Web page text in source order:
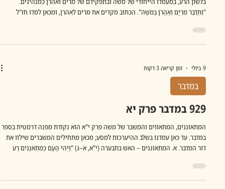
"וַתְּדַבֵּר מִרְיָם וְאַהֲרֹן בְּמֹשֶׁה". הכתוב מקדים את מרים לאהרן, ומכאן למדו חז"ל
שהתנבאו אלדד ומידד. מדרש האגדה מתאר שציפורה אמרה: "אוי לנשותיהם של
אלו, אם יהיו נביאים יפרשו מנשותיהם כדרך שפירש בעלי ממני." מכאן הבינה מרים
9 ביולי זמן קריאה 3 דקות
במדבר
929 במדבר פרק יא
המתאוננים, המתאווים והמשבר של משה פרק י"א הוא נקודת מפנה דרמטית בספר
במדבר. עד כאן עמדנו בשלב ההיערכות למסע; מכאן מתחילים המשברים שילוו את
דור המדבר. א. המתאוננים – האש בתבערה (י"א, א–ג) "וַיְהִי הָעָם כְּמִתְאֹנְנִים רַע
אלא מבקשי עלילה." כלומר לא הייתה כאן מצוקה ממשית אלא חיפוש עילה
להתלונן. מדרש ספרי אומר שהביטוי "כמתאוננים" מלמד שלא העזו לומר את